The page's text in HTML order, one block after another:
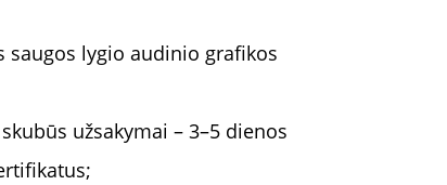
saugos lygio audinio grafikos
užsakymai – 3–5 dienos